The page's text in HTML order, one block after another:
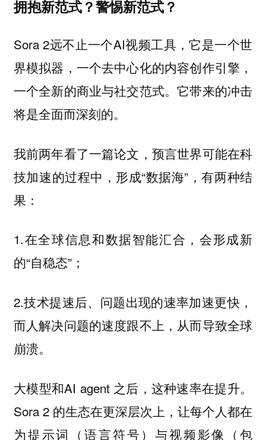
拥抱新范式？警惕新范式？
Sora 2远不止一个AI视频工具，它是一个世
界模拟器，一个去中心化的内容创作引擎，
一个全新的商业与社交范式。它带来的冲击
将是全面而深刻的。
我前两年看了一篇论文，预言世界可能在科
技加速的过程中，形成“数据海”，有两种结
果：
1.在全球信息和数据智能汇合，会形成新
的“自稳态”；
2.技术提速后、问题出现的速率加速更快，
而人解决问题的速度跟不上，从而导致全球
崩溃。
大模型和AI agent 之后，这种速率在提升。
Sora 2 的生态在更深层次上，让每个人都在
为提示词（语言符号）与视频影像（包